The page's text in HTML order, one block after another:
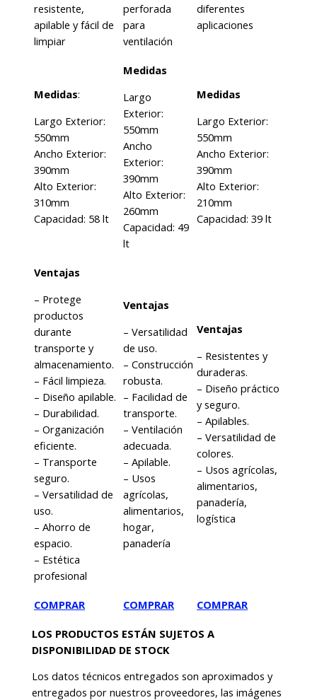
resistente,
apilable y fácil de
limpiar
perforada
para
ventilación
diferentes
aplicaciones
Medidas:
Largo Exterior:
550mm
Ancho Exterior:
390mm
Alto Exterior:
310mm
Capacidad: 58 lt
Medidas
Largo
Exterior:
550mm
Ancho
Exterior:
390mm
Alto Exterior:
260mm
Capacidad: 49
lt
Medidas
Largo Exterior:
550mm
Ancho Exterior:
390mm
Alto Exterior:
210mm
Capacidad: 39 lt
Ventajas
– Protege
productos
durante
transporte y
almacenamiento.
– Fácil limpieza.
– Diseño apilable.
– Durabilidad.
– Organización
eficiente.
– Transporte
seguro.
– Versatilidad de
uso.
– Ahorro de
espacio.
– Estética
profesional
Ventajas
– Versatilidad
de uso.
– Construcción
robusta.
– Facilidad de
transporte.
– Ventilación
adecuada.
– Apilable.
– Usos
agrícolas,
alimentarios,
hogar,
panadería
Ventajas
– Resistentes y
duraderas.
– Diseño práctico
y seguro.
– Apilables.
– Versatilidad de
colores.
– Usos agrícolas,
alimentarios,
panadería,
logística
COMPRAR COMPRAR COMPRAR
LOS PRODUCTOS ESTÁN SUJETOS A
DISPONIBILIDAD DE STOCK
Los datos técnicos entregados son aproximados y
entregados por nuestros proveedores, las imágenes